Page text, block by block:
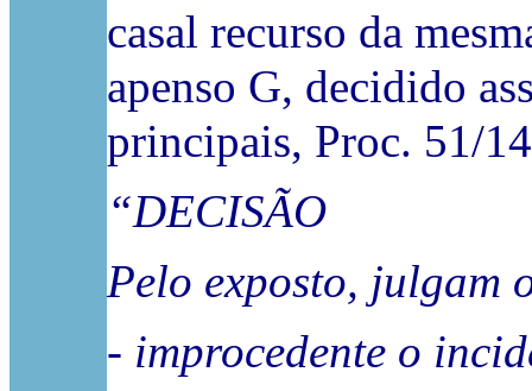
casal recurso da
apenso G, decidido
principais, Proc. 51/
“DECISÃO
Pelo exposto, julgam
- improcedente o